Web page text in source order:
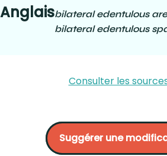
Anglaisbilateral edentulous
bilateral edentulous
Consulter les
prothèses partielles amovibles. Prosto,
BEGIN, Marcel, (2004) La prothèse
conception et tracé des châssis.
Suggérer une